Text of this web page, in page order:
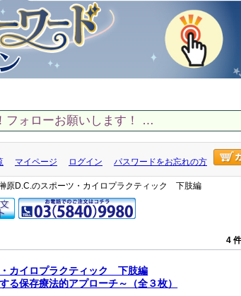
ォローお願いします！ …
マイページ ログイン パスワードをお忘れの方
原D.C.のスポーツ・カイロプラクティック 下肢編
4
カイロプラクティック 下肢編
る保存療法的アプローチ～（全３枚）